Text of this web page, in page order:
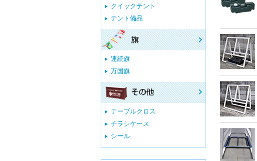
クイックテント
テント備品
連続旗
万国旗
テーブルクロス
チラシケース
シール